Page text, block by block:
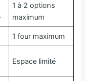
1 à 2 options
maximum
1 four maximum
Espace limité